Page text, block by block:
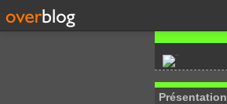
Présentation